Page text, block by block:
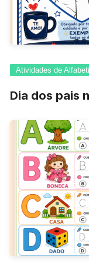
Atividades de
Dia dos pais